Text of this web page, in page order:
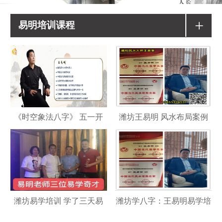
易明培训课程 +
《时空象法八字》 五一开 潍坊王易明 风水布局案例
潍坊易学培训 学了三天易 潍坊学八字：王易明易学培